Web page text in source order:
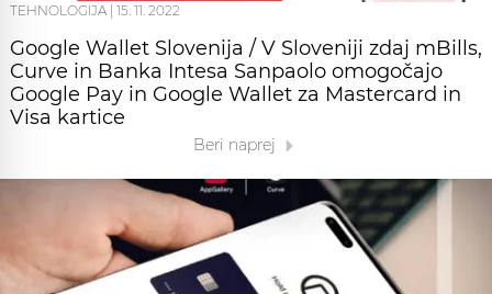
TEHNOLOGIJA | 15. 11. 2022
Google Wallet Slovenija / V Sloveniji zdaj mBills,
Curve in Banka Intesa Sanpaolo omogočajo
Google Pay in Google Wallet za Mastercard in
Visa kartice
Beri naprej